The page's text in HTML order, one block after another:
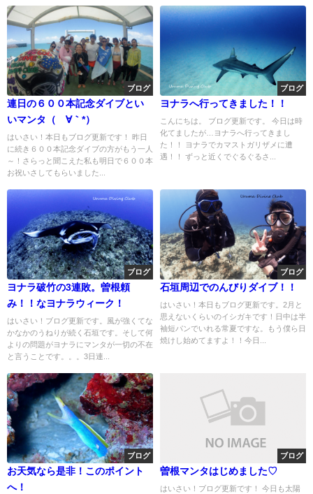
ブログ
連日の６００本記念ダイブとい
いマンタ（´∀｀*）
はいさい！本日もブログ更新です！ 昨日
に続き６００本記念ダイブの方がもう一人
～！さらっと聞こえた私も明日で６００本
お祝いさしてもらいました...
ブログ
ヨナラへ行ってきました！！
こんにちは。 ブログ更新です。 今日は時
化てましたが…ヨナラへ行ってきまし
た！！ ヨナラでカマストガリザメに遭
遇！！ ずっと近くでぐるぐるさ...
ブログ
ヨナラ破竹の3連敗。曽根頼
み！！なヨナラウィーク！
はいさい！ブログ更新です。風が強くてな
かなかのうねりが続く石垣です。そして何
よりの問題がヨナラにマンタが一切の不在
と言うことです。。。3日連...
ブログ
石垣周辺でのんびりダイブ！！
はいさい！本日もブログ更新です。2月と
思えないくらいのイシガキです！日中は半
袖短パンでいれる常夏ですな。もう僕ら日
焼けし始めてますよ！！今日...
ブログ
お天気なら是非！このポイント
へ！
ブログ
曽根マンタはじめました♡
はいさい！ブログ更新です！ 今日も太陽